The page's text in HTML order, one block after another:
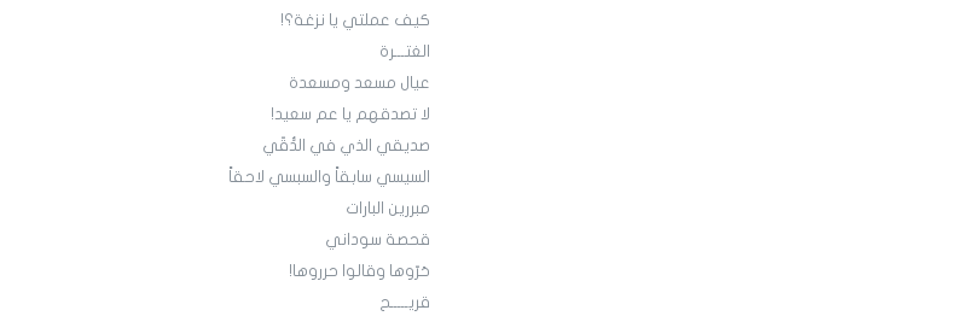
كيف عملتي يا نزغة؟!
الغتـــرة
عيال مسعد ومسعدة
لا تصدقهم يا عم سعيد!
صديقي الذي في الدُّقّي
السيسي سابقاً والسبسي لاحقاً
مبررين البارات
قحصة سوداني
حَرّوها وقالوا حرروها!
قريـــــح